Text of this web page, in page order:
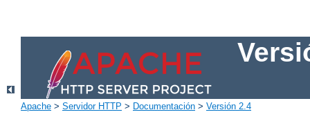
Apache > Servidor HTTP > Documentación > Versión 2.4